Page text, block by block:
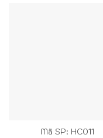
Mã SP: HC011